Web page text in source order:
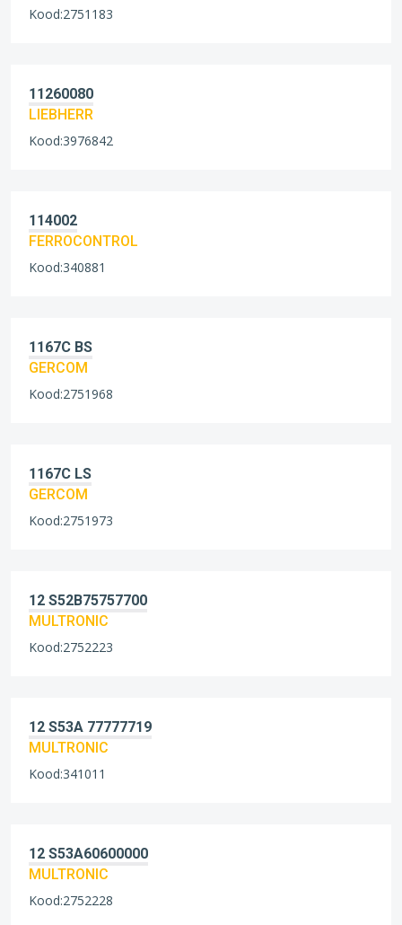
Kood:2751183
11260080
LIEBHERR
Kood:3976842
114002
FERROCONTROL
Kood:340881
1167C BS
GERCOM
Kood:2751968
1167C LS
GERCOM
Kood:2751973
12 S52B75757700
MULTRONIC
Kood:2752223
12 S53A 77777719
MULTRONIC
Kood:341011
12 S53A60600000
MULTRONIC
Kood:2752228